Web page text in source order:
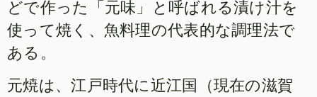
どで作った「元味」と呼ばれる漬け汁を
使って焼く、魚料理の代表的な調理法で
ある。
元焼は、江戸時代に近江国（現在の滋賀